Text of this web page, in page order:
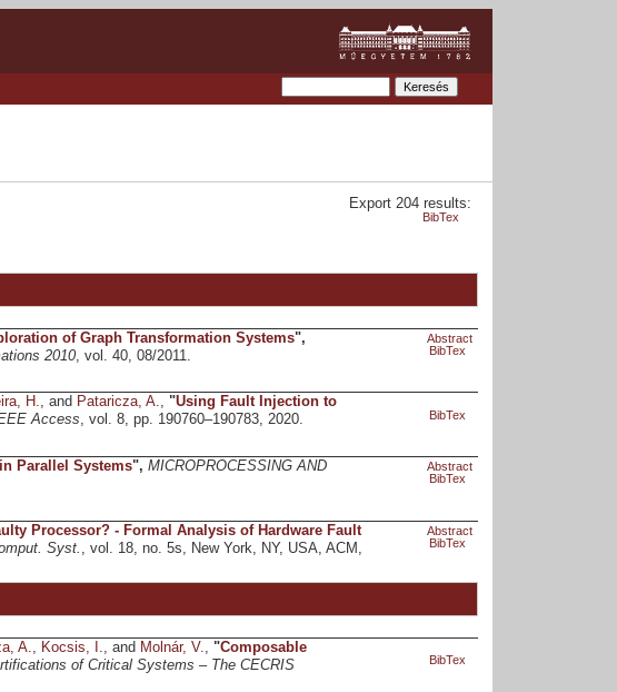
Export 204 results:
BibTex
of Graph Transformation Systems",
2010, vol. 40, 08/2011.
Abstract
BibTex
H., and Pataricza, A., "Using Fault Injection to
Access, vol. 8, pp. 190760–190783, 2020. BibTex
Parallel Systems", MICROPROCESSING AND
Abstract
BibTex
Processor? - Formal Analysis of Hardware Fault
Syst. , vol. 18, no. 5s, New York, NY, USA, ACM,
Abstract
BibTex
A. Kocsis, I. , and Molnár, V. "Composable
of Critical Systems – The CECRIS
BibTex